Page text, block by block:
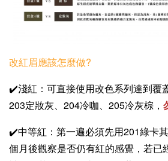
改紅眉應該怎麼做?
✔️淺紅：可直接使用改色系列達到覆
203定妝灰、204冷咖、205冷灰棕，
✔️中等紅：第一遍必須先用201綠卡
個月後觀察是否仍有紅的感覺，若已